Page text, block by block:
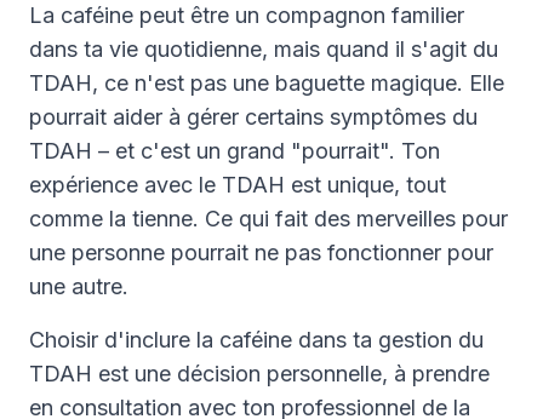
La caféine peut être un compagnon familier
dans ta vie quotidienne, mais quand il s'agit du
TDAH, ce n'est pas une baguette magique. Elle
pourrait aider à gérer certains symptômes du
TDAH – et c'est un grand "pourrait". Ton
expérience avec le TDAH est unique, tout
comme la tienne. Ce qui fait des merveilles pour
une personne pourrait ne pas fonctionner pour
une autre.
Choisir d'inclure la caféine dans ta gestion du
TDAH est une décision personnelle, à prendre
en consultation avec ton professionnel de la